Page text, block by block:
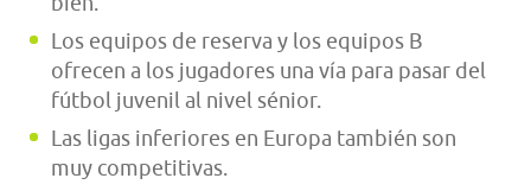
Los equipos de reserva y los equipos B
ofrecen a los jugadores una vía para pasar del
fútbol juvenil al nivel sénior.
Las ligas inferiores en Europa también son
muy competitivas.